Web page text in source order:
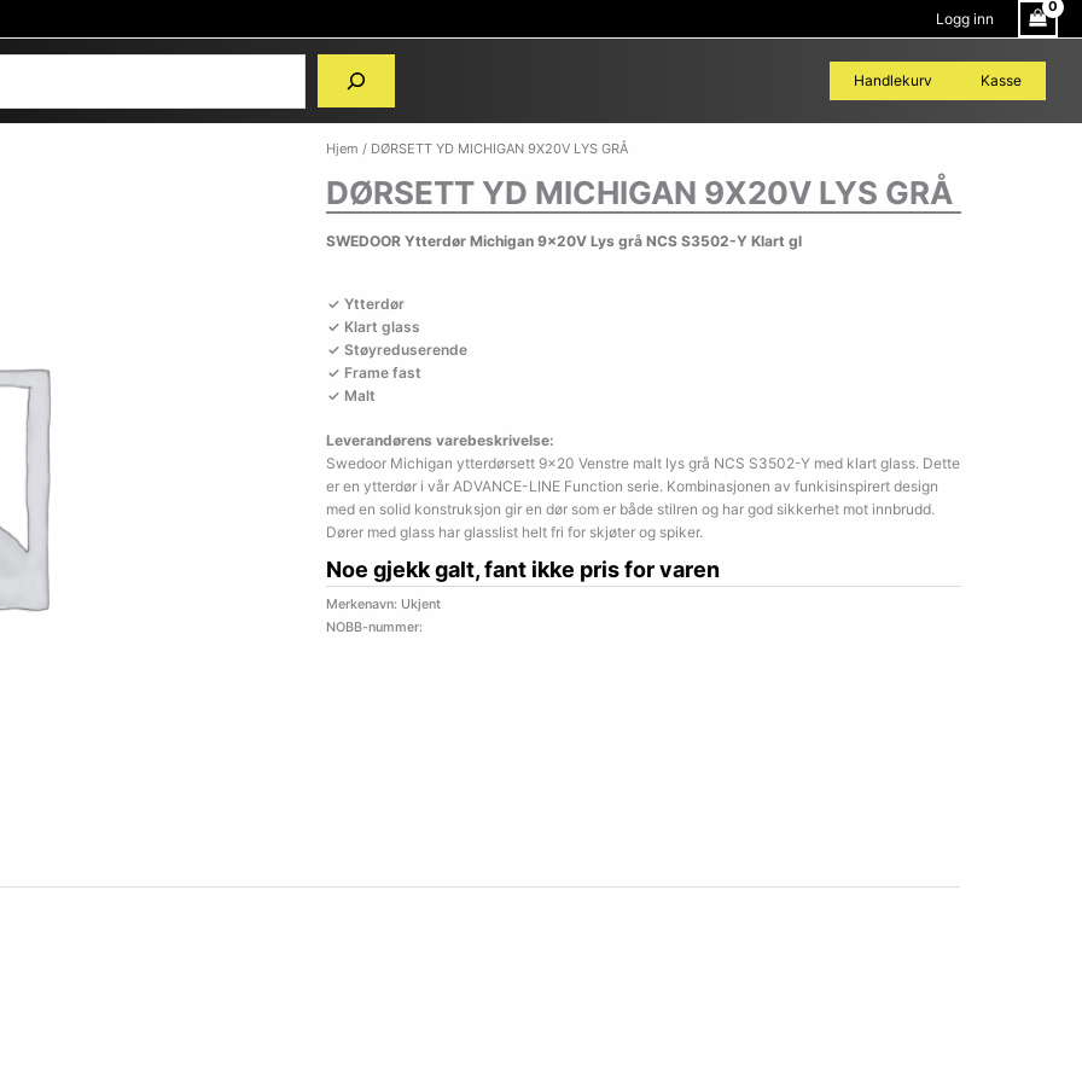
Logg inn
Handlekurv
Kasse
Hjem / DØRSETT YD MICHIGAN 9X20V LYS GRÅ
DØRSETT YD MICHIGAN 9X20V LYS GRÅ
SWEDOOR Ytterdør Michigan 9x20V Lys grå NCS S3502-Y Klart gl
Ytterdør
Klart glass
Støyreduserende
Frame fast
Malt
Leverandørens varebeskrivelse:
Swedoor Michigan ytterdørsett 9×20 Venstre malt lys grå NCS S3502-Y med klart glass. Dette
er en ytterdør i vår ADVANCE-LINE Function serie. Kombinasjonen av funkisinspirert design
med en solid konstruksjon gir en dør som er både stilren og har god sikkerhet mot innbrudd.
Dører med glass har glasslist helt fri for skjøter og spiker.
Noe gjekk galt, fant ikke pris for varen
Merkenavn: Ukjent
NOBB-nummer: